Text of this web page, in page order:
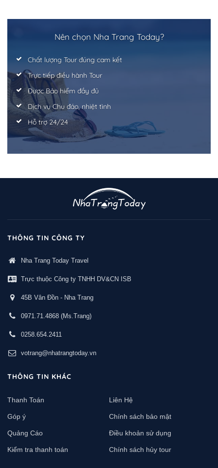
Trở về trang trước đó
Nên chọn Nha Trang Today?
Chất lượng Tour đúng cam kết
Trực tiếp điều hành Tour
Được Bảo hiểm đầy đủ
Dịch vụ Chu đáo, nhiệt tình
Hỗ trợ 24/24
THÔNG TIN CÔNG TY
Nha Trang Today Travel
Trực thuộc Công ty TNHH DV&CN ISB
45B Vân Đồn - Nha Trang
0971.71.4868 (Ms.Trang)
0258.654.2411
votrang@nhatrangtoday.vn
THÔNG TIN KHÁC
Thanh Toán Liên Hệ
Góp ý Chính sách bảo mật
Quảng Cáo Điều khoản sử dụng
Kiểm tra thanh toán Chính sách hủy tour